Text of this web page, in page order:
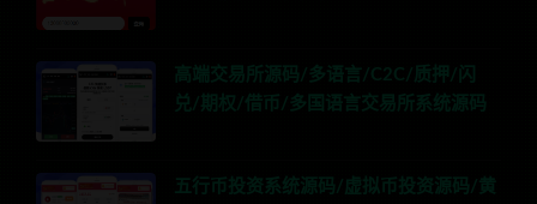
高端交易所源码/多语言/C2C/质押/闪
兑/期权/借币/多国语言交易所系统源码
五行币投资系统源码/虚拟币投资源码/黄